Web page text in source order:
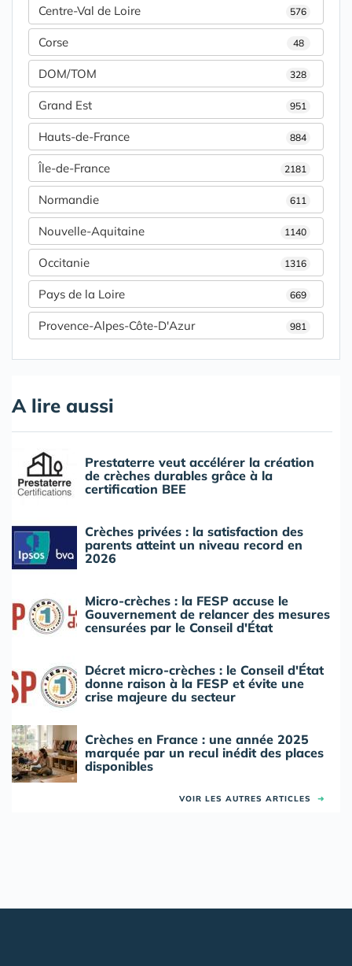
Centre-Val de Loire 576
Corse 48
DOM/TOM 328
Grand Est 951
Hauts-de-France 884
Île-de-France 2181
Normandie 611
Nouvelle-Aquitaine 1140
Occitanie 1316
Pays de la Loire 669
Provence-Alpes-Côte-D'Azur 981
A lire aussi
Prestaterre veut accélérer la création
de crèches durables grâce à la
certification BEE
Crèches privées : la satisfaction des
parents atteint un niveau record en
2026
Micro-crèches : la FESP accuse le
Gouvernement de relancer des mesures
censurées par le Conseil d'État
Décret micro-crèches : le Conseil d'État
donne raison à la FESP et évite une
crise majeure du secteur
Crèches en France : une année 2025
marquée par un recul inédit des places
disponibles
VOIR LES AUTRES ARTICLES ➜